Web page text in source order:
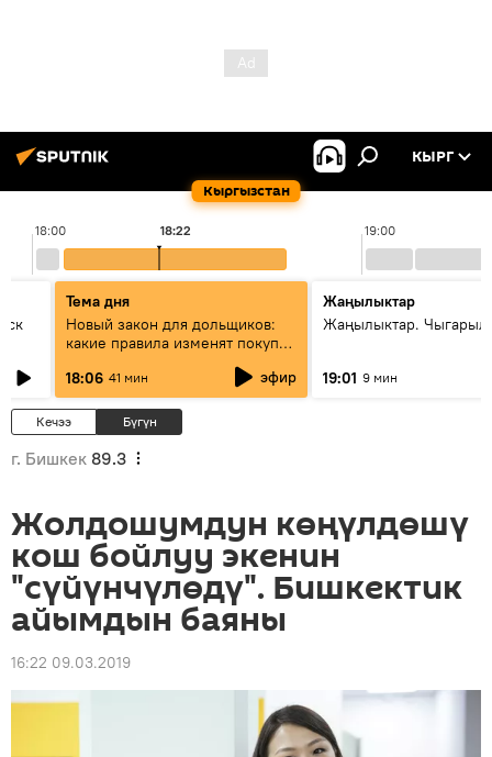
Кыргызстан
КЫРГ
18:00 19:00
18:22
Тема дня
Новый закон для дольщиков:
какие правила изменят покупку
18:06 41 мин эфир
Жаңылыктар
Жаңылыктар.
19:01 9 мин
Кечээ Бүгүн
г. Бишкек 89.3
Жолдошумдун көңүлдөшү
кош бойлуу экенин
"сүйүнчүлөдү". Бишкектик
айымдын баяны
16:22 09.03.2019